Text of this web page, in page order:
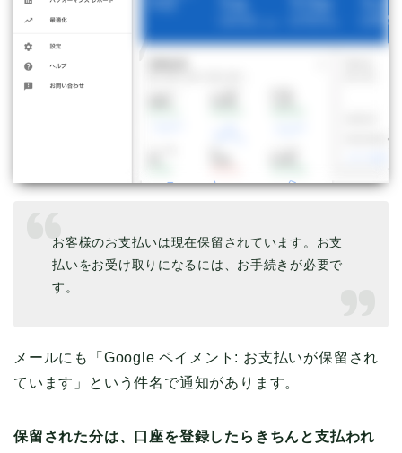
お客様のお支払いは現在保留されています。お支
払いをお受け取りになるには、お手続きが必要で
す。
メールにも「Google ペイメント: お支払いが保留され
ています」という件名で通知があります。
保留された分は、口座を登録したらきちんと支払われ